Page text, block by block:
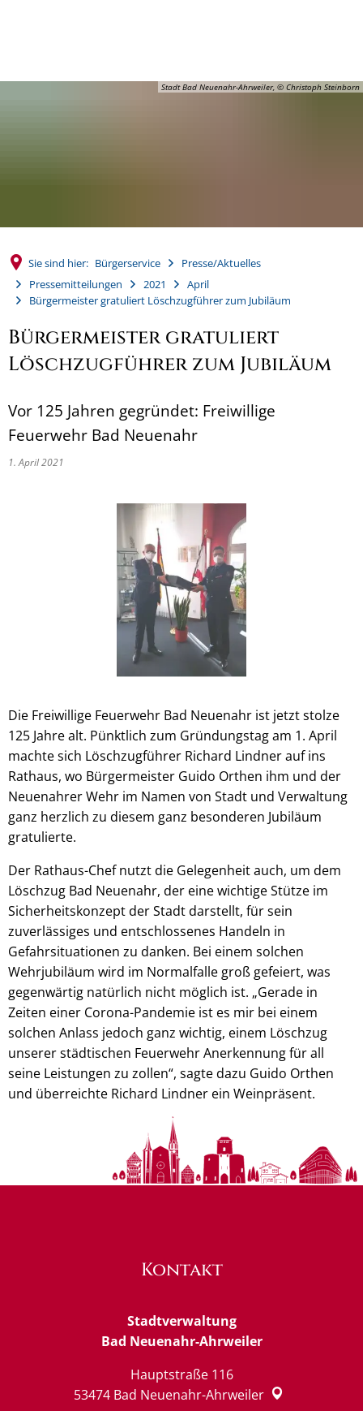
Stadt Bad Neuenahr-Ahrweiler, © Christoph Steinborn
Sie sind hier: Bürgerservice
Presse/Aktuelles
Pressemitteilungen
2021
April
Bürgermeister gratuliert Löschzugführer zum Jubiläum
Bürgermeister gratuliert
Löschzugführer zum Jubiläum
Vor 125 Jahren gegründet: Freiwillige
Feuerwehr Bad Neuenahr
1. April 2021
Die Freiwillige Feuerwehr Bad Neuenahr ist jetzt stolze
125 Jahre alt. Pünktlich zum Gründungstag am 1. April
machte sich Löschzugführer Richard Lindner auf ins
Rathaus, wo Bürgermeister Guido Orthen ihm und der
Neuenahrer Wehr im Namen von Stadt und Verwaltung
ganz herzlich zu diesem ganz besonderen Jubiläum
gratulierte.
Der Rathaus-Chef nutzt die Gelegenheit auch, um dem
Löschzug Bad Neuenahr, der eine wichtige Stütze im
Sicherheitskonzept der Stadt darstellt, für sein
zuverlässiges und entschlossenes Handeln in
Gefahrsituationen zu danken. Bei einem solchen
Wehrjubiläum wird im Normalfalle groß gefeiert, was
gegenwärtig natürlich nicht möglich ist. „Gerade in
Zeiten einer Corona-Pandemie ist es mir bei einem
solchen Anlass jedoch ganz wichtig, einem Löschzug
unserer städtischen Feuerwehr Anerkennung für all
seine Leistungen zu zollen“, sagte dazu Guido Orthen
und überreichte Richard Lindner ein Weinpräsent.
Kontakt
Stadtverwaltung
Bad Neuenahr-Ahrweiler
Hauptstraße 116
53474 Bad Neuenahr-Ahrweiler